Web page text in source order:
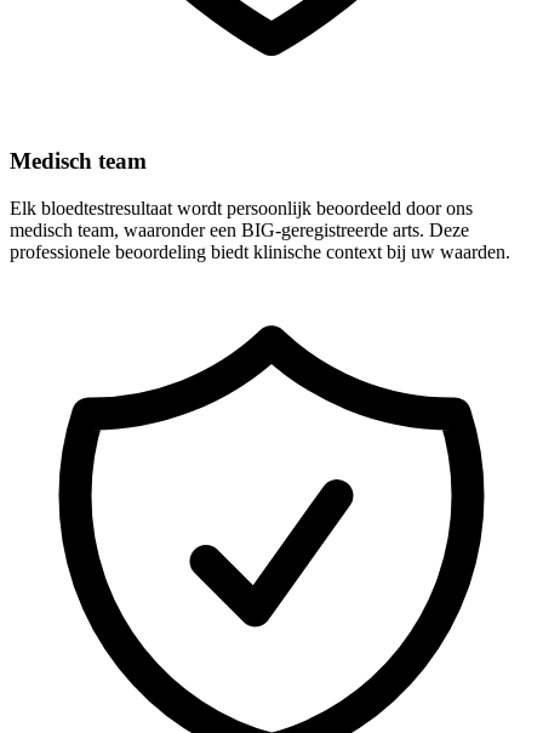
Medisch team
Elk bloedtestresultaat wordt persoonlijk beoordeeld door ons
medisch team, waaronder een BIG-geregistreerde arts. Deze
professionele beoordeling biedt klinische context bij uw waarden.